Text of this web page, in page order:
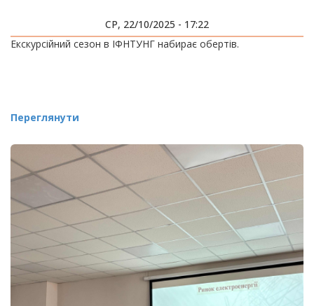
СР, 22/10/2025 - 17:22
Екскурсійний сезон в ІФНТУНГ набирає обертів.
Переглянути